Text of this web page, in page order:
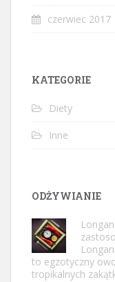
czerwiec 2017
KATEGORIE
Diety
Inne
ODŻYWIANIE
to egzotyczny
tropikalnych